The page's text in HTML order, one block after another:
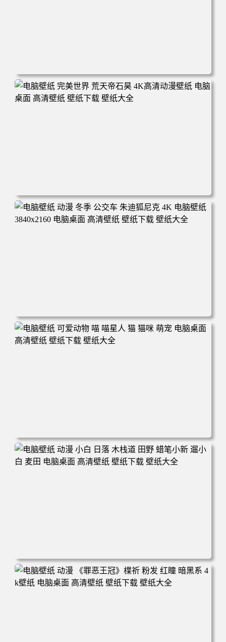
电脑壁纸 动漫 无限 罗小黑 罗小黑战记 罗小黑战记2 风息
鹿野师姐 电脑桌面 高清壁纸 壁纸下载 壁纸大全
电脑壁纸 完美世界 荒天帝石昊 4K高清动漫壁纸 电脑桌面
高清壁纸 壁纸下载 壁纸大全
电脑壁纸 动漫 冬季 公交车 朱迪狐尼克 4K 电脑壁纸 3840x2
160 电脑桌面 高清壁纸 壁纸下载 壁纸大全
电脑壁纸 可爱动物 喵 喵星人 猫 猫咪 萌宠 电脑桌面 高清壁
纸 壁纸下载 壁纸大全
电脑壁纸 动漫 小白 日落 木栈道 田野 蜡笔小新 遛小白 麦田
电脑桌面 高清壁纸 壁纸下载 壁纸大全